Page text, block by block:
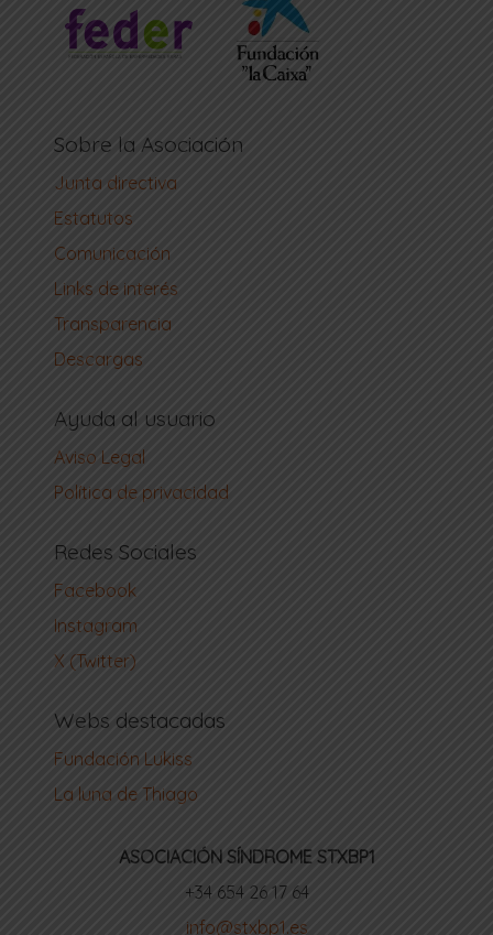
Sobre la Asociación
Junta directiva
Estatutos
Comunicación
Links de interés
Transparencia
Descargas
Ayuda al usuario
Aviso Legal
Política de privacidad
Redes Sociales
Facebook
Instagram
X (Twitter)
Webs destacadas
Fundación Lukiss
La luna de Thiago
ASOCIACIÓN SÍNDROME STXBP1
‪+34 654 26 17 64‬
info@stxbp1.es